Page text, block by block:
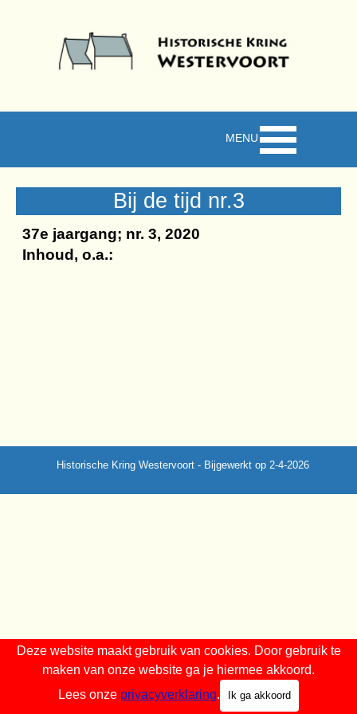
Bij de tijd nr.3
37e jaargang; nr. 3, 2020
Inhoud, o.a.:
Historische Kring Westervoort - Bijgewerkt op 2-4-2026
Deze website maakt gebruik van cookies. Door gebruik te
maken van onze website ga je hiermee akkoord.
Lees onze privacyverklaring. Ik ga akkoord